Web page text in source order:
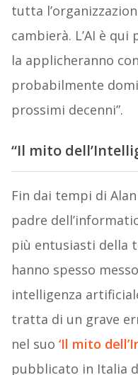
tutta
cambierà. L’AI è
la applicheranno
probabilmente
prossimi decenni”.
“Il mito
Fin dai tempi di
padre
più entusiasti della
hanno spesso
intelligenza
tratta di un grave
nel suo ‘Il mito
pubblicato in Italia